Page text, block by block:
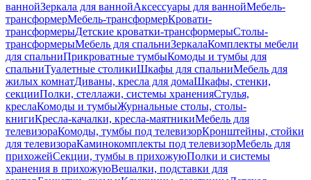
ваннойЗеркала для ваннойАксессуары для ваннойМебель-
трансформерМебель-трансформерКровати-
трансформерыДетские кроватки-трансформерыСтолы-
трансформерыМебель для спальниЗеркалаКомплекты мебели
для спальниПрикроватные тумбыКомоды и тумбы для
спальниТуалетные столикиШкафы для спальниМебель для
жилых комнатДиваны, кресла для домаШкафы, стенки,
секцииПолки, стеллажи, системы храненияСтулья,
креслаКомоды и тумбыЖурнальные столы, столы-
книгиКресла-качалки, кресла-маятникиМебель для
телевизораКомоды, тумбы под телевизорКронштейны, стойки
для телевизораКаминокомплекты под телевизорМебель для
прихожейСекции, тумбы в прихожуюПолки и системы
хранения в прихожуюВешалки, подставки для